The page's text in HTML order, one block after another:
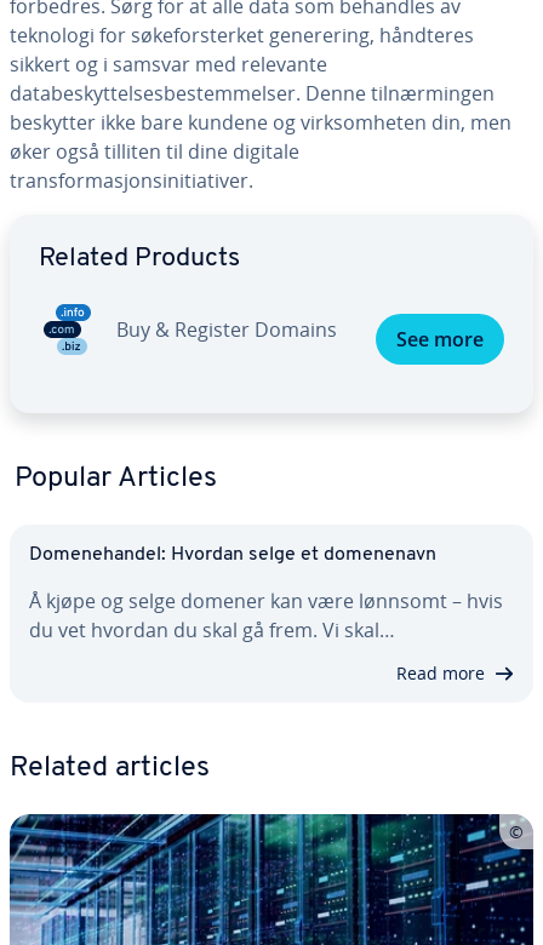
forbedres. Sørg for at alle data som behandles av
teknologi for søkeforsterket generering, håndteres
sikkert og i samsvar med relevante
databeskyttelsesbestemmelser. Denne tilnærmingen
beskytter ikke bare kundene og virksomheten din, men
øker også tilliten til dine digitale
transformasjonsinitiativer.
Related Products
Buy & Register Domains See more
Popular Articles
Domenehandel: Hvordan selge et domenenavn
Å kjøpe og selge domener kan være lønnsomt – hvis
du vet hvordan du skal gå frem. Vi skal…
Read more
Related articles